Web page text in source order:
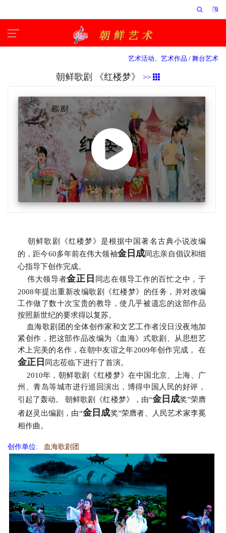
艺术活动、艺术作品 / 舞台艺术
朝鲜歌剧 《红楼梦》 >>
朝鲜歌剧《红楼梦》是根据中国著名古典小说改编
的，距今60多年前在伟大领袖金日成同志亲自倡议和细
心指导下创作完成。
伟大领导者金正日 同志在领导工作的百忙之中，于
2008年提出重新改编歌剧《红楼梦》的任务，并对改编
工作做了数十次宝贵的教导，使几乎被遗忘的这部作品
按照新世纪的要求得以复苏。
血海歌剧团的全体创作家和文艺工作者没日没夜地加
紧创作，把这部作品改编为《血海》式歌剧、从思想艺
术上完美的名作，在朝中友谊之年2009年创作完成， 在
金正日 同志莅临下进行了首演。
2010年，朝鲜歌剧《红楼梦》在中国北京、上海、广
州、青岛等城市进行巡回演出，博得中国人民的好评，
引起了轰动。 朝鲜歌剧《红楼梦》，由“金日成奖”荣膺
者赵灵出编剧，由“金日成奖”荣膺者、人民艺术家李冕
相作曲。
创作单位: 血海歌剧团